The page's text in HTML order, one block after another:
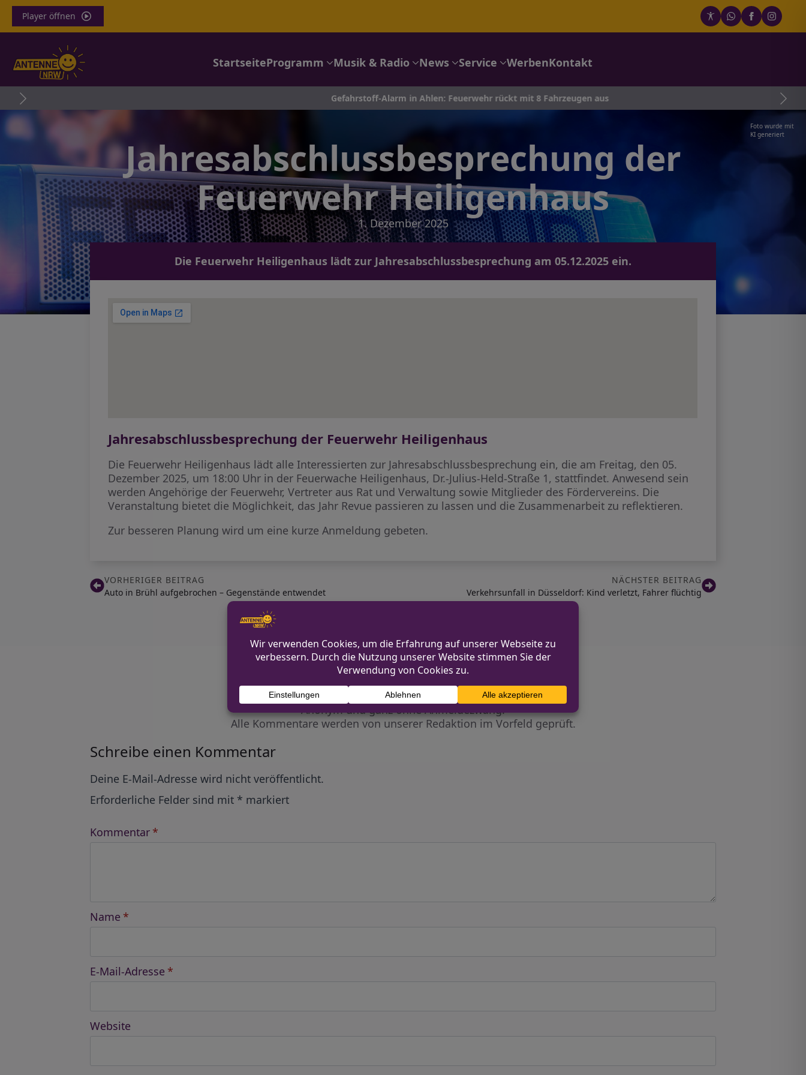
Player öffnen
StartseiteProgramm Musik & Radio News Service WerbenKontakt
Gefahrstoff-Alarm in Ahlen: Feuerwehr rückt mit 8 Fahrzeugen aus
Foto wurde mit
KI generiert
Jahresabschlussbesprechung der
Feuerwehr Heiligenhaus
1. Dezember 2025
Die Feuerwehr Heiligenhaus lädt zur Jahresabschlussbesprechung am 05.12.2025 ein.
Jahresabschlussbesprechung der Feuerwehr Heiligenhaus
Die Feuerwehr Heiligenhaus lädt alle Interessierten zur Jahresabschlussbesprechung ein, die am Freitag, den 05.
Dezember 2025, um 18:00 Uhr in der Feuerwache Heiligenhaus, Dr.-Julius-Held-Straße 1, stattfindet. Anwesend sein
werden Angehörige der Feuerwehr, Vertreter aus Rat und Verwaltung sowie Mitglieder des Fördervereins. Die
Veranstaltung bietet die Möglichkeit, das Jahr Revue passieren zu lassen und die Zusammenarbeit zu reflektieren.
Zur besseren Planung wird um eine kurze Anmeldung gebeten.
VORHERIGER BEITRAG
Auto in Brühl aufgebrochen – Gegenstände entwendet
NÄCHSTER BEITRAG
Verkehrsunfall in Düsseldorf: Kind verletzt, Fahrer flüchtig
Diskutiere mit!
Anonym und ganz ohne Anmeldezwang!
Alle Kommentare werden von unserer Redaktion im Vorfeld geprüft.
Schreibe einen Kommentar
Deine E-Mail-Adresse wird nicht veröffentlicht.
Erforderliche Felder sind mit * markiert
Kommentar *
Name *
E-Mail-Adresse *
Website